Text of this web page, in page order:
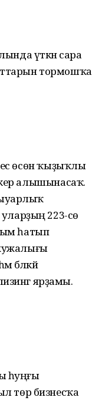
үткән сара
тормошҡа
өсөн ҡыҙыҡлы
алышынасаҡ.
223-сө
һатып
ярҙамы.
һуңғы
төр бизнесҡа